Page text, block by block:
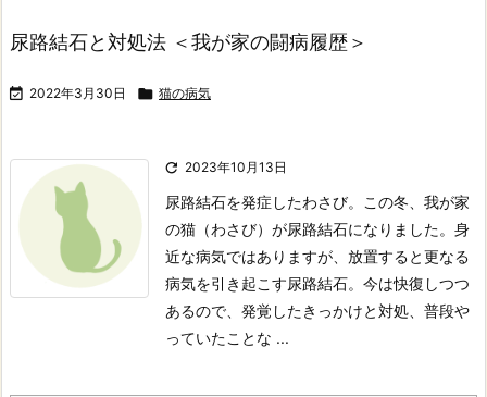
尿路結石と対処法 ＜我が家の闘病履歴＞
 2022年3月30日  猫の病気
 2023年10月13日
尿路結石を発症したわさび。
この冬、我が家
の猫（わさび）が尿路結石になりました。 身
近な病気ではありますが、放置すると更なる
病気を引き起こす尿路結石。 今は快復しつつ
あるので、発覚したきっかけと対処、普段や
っていたことな ...